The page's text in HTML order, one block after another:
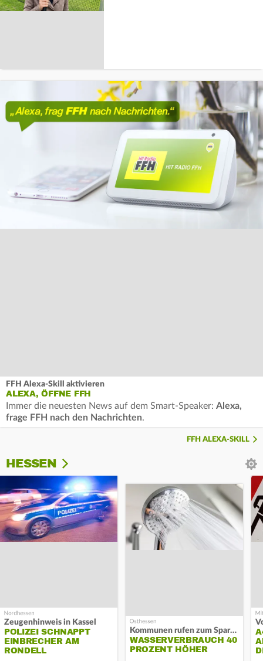
FFH Alexa-Skill aktivieren
ALEXA, ÖFFNE FFH
Immer die neuesten News auf dem Smart-Speaker: Alexa,
frage FFH nach den Nachrichten.
FFH ALEXA-SKILL
HESSEN
Zeugenhinweis in Kassel
POLIZEI SCHNAPPT
EINBRECHER AM
RONDELL
Kommunen rufen zum Sparen auf
WASSERVERBRAUCH 40
PROZENT HÖHER